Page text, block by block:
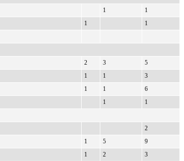
1
1
1
1
2 3
5
1 1
3
1 1
6
1
1
2
1 5
9
1 2
3